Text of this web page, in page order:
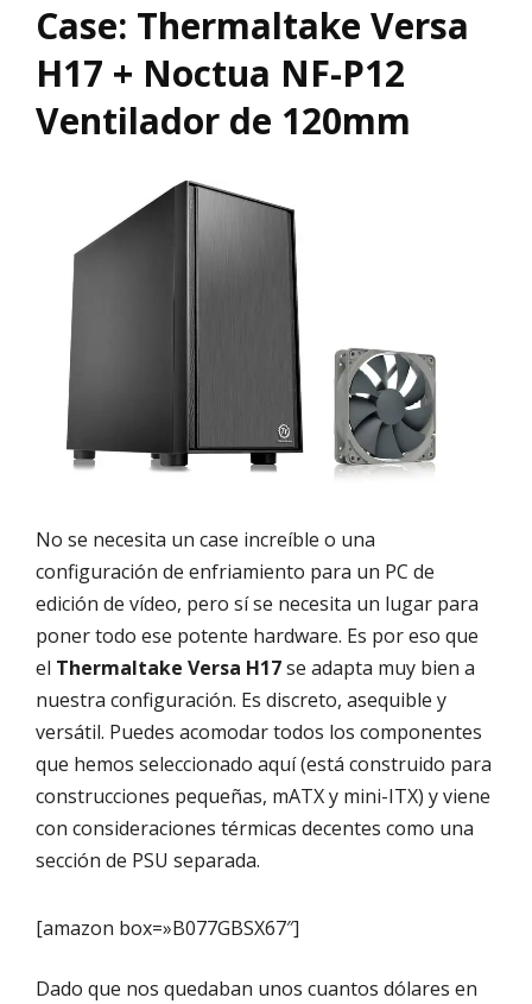
Case: Thermaltake Versa
H17 + Noctua NF-P12
Ventilador de 120mm
No se necesita un case increíble o una
configuración de enfriamiento para un PC de
edición de vídeo, pero sí se necesita un lugar para
poner todo ese potente hardware. Es por eso que
el Thermaltake Versa H17se adapta muy bien a
nuestra configuración. Es discreto, asequible y
versátil. Puedes acomodar todos los componentes
que hemos seleccionado aquí (está construido para
construcciones pequeñas, mATX y mini-ITX) y viene
con consideraciones térmicas decentes como una
sección de PSU separada.
[amazon box=»B077GBSX67″]
Dado que nos quedaban unos cuantos dólares en